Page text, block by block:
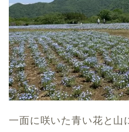
一面に咲いた青い花と山